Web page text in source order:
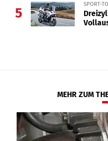
5
SPORT-
MEHR ZUM